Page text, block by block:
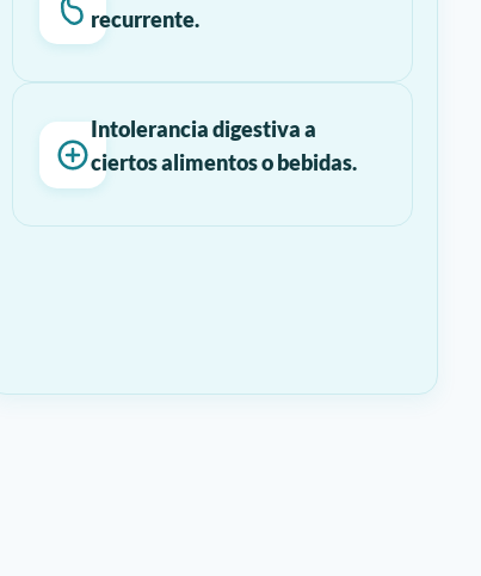
recurrente.
Intolerancia digestiva a
ciertos alimentos o bebidas.